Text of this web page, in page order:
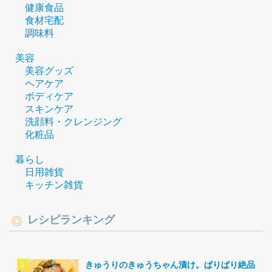
健康食品
食材宅配
調味料
美容
美容グッズ
ヘアケア
ボディケア
スキンケア
洗顔料・クレンジング
化粧品
暮らし
日用雑貨
キッチン雑貨
レシピランキング
きゅうりのきゅうちゃん漬け。ぱりぱり絶品。